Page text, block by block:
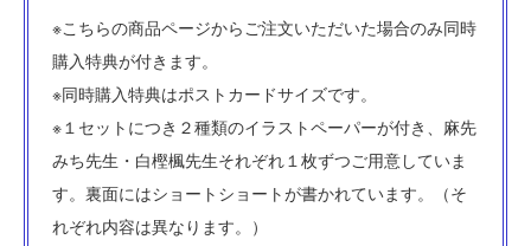
※こちらの商品ページからご注文いただいた場合のみ同時
購入特典が付きます。
※同時購入特典はポストカードサイズです。
※１セットにつき２種類のイラストペーパーが付き、麻先
みち先生・白樫楓先生それぞれ１枚ずつご用意していま
す。裏面にはショートショートが書かれています。（そ
れぞれ内容は異なります。）